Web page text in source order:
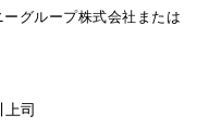
グループ株式会社または
司